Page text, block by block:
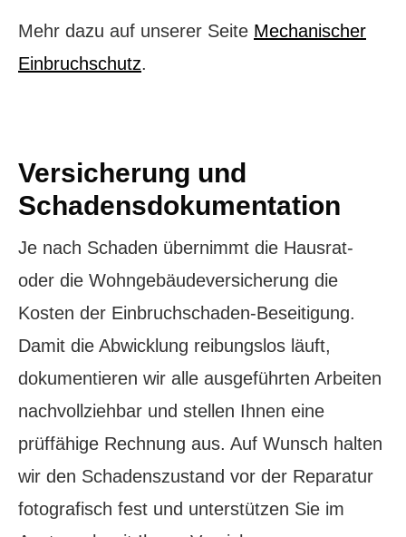
Mehr dazu auf unserer Seite Mechanischer
Einbruchschutz.
Versicherung und
Schadensdokumentation
Je nach Schaden übernimmt die Hausrat-
oder die Wohngebäudeversicherung die
Kosten der Einbruchschaden-Beseitigung.
Damit die Abwicklung reibungslos läuft,
dokumentieren wir alle ausgeführten Arbeiten
nachvollziehbar und stellen Ihnen eine
prüffähige Rechnung aus. Auf Wunsch halten
wir den Schadenszustand vor der Reparatur
fotografisch fest und unterstützen Sie im